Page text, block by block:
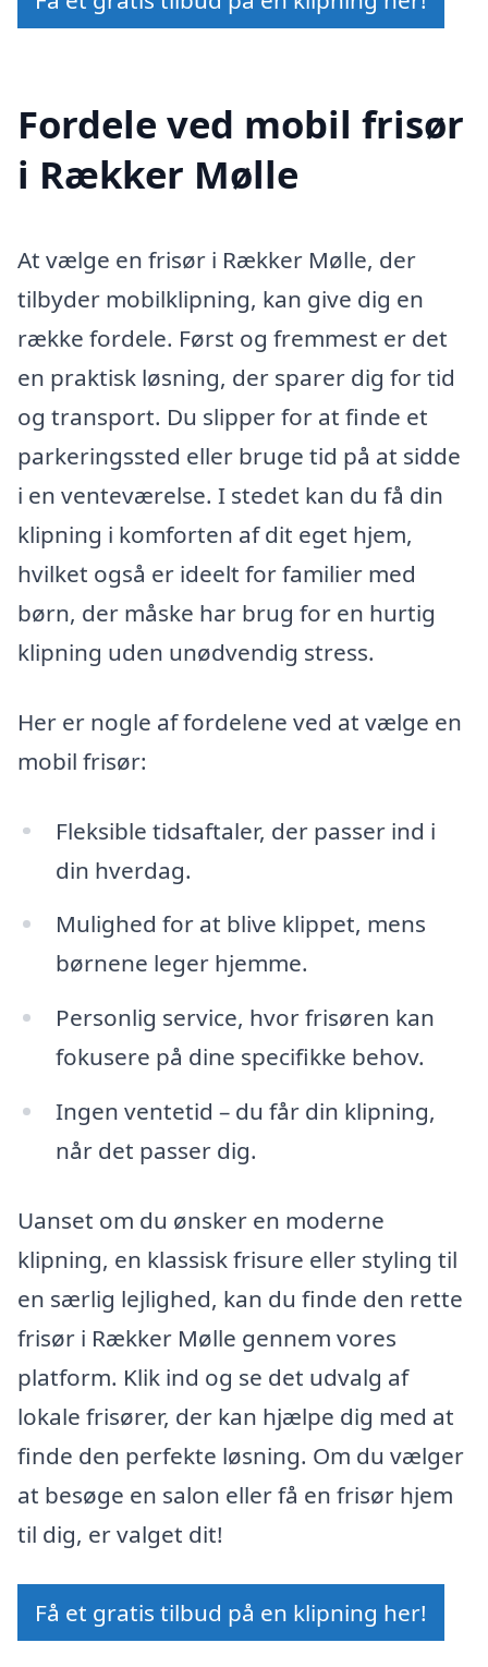
Fordele ved mobil frisør
i Rækker Mølle
At vælge en frisør i Rækker Mølle, der
tilbyder mobilklipning, kan give dig en
række fordele. Først og fremmest er det
en praktisk løsning, der sparer dig for tid
og transport. Du slipper for at finde et
parkeringssted eller bruge tid på at sidde
i en venteværelse. I stedet kan du få din
klipning i komforten af dit eget hjem,
hvilket også er ideelt for familier med
børn, der måske har brug for en hurtig
klipning uden unødvendig stress.
Her er nogle af fordelene ved at vælge en
mobil frisør:
Fleksible tidsaftaler, der passer ind i
din hverdag.
Mulighed for at blive klippet, mens
børnene leger hjemme.
Personlig service, hvor frisøren kan
fokusere på dine specifikke behov.
Ingen ventetid – du får din klipning,
når det passer dig.
Uanset om du ønsker en moderne
klipning, en klassisk frisure eller styling til
en særlig lejlighed, kan du finde den rette
frisør i Rækker Mølle gennem vores
platform. Klik ind og se det udvalg af
lokale frisører, der kan hjælpe dig med at
finde den perfekte løsning. Om du vælger
at besøge en salon eller få en frisør hjem
til dig, er valget dit!
Få et gratis tilbud på en klipning her!